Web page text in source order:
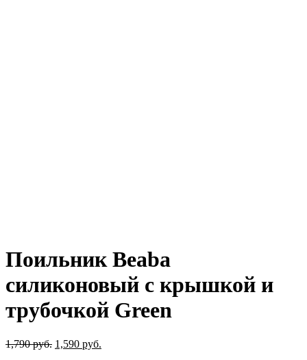
Поильник Beaba
силиконовый с крышкой и
трубочкой Green
1,790руб. Первоначальная
1,590 руб.